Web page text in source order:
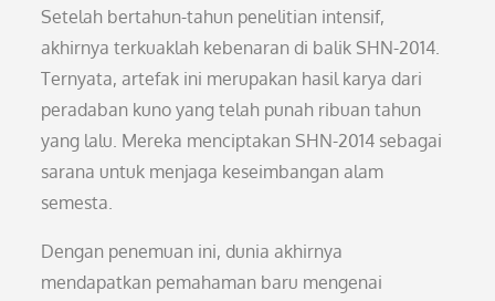
Setelah bertahun-tahun penelitian intensif,
akhirnya terkuaklah kebenaran di balik SHN-2014.
Ternyata, artefak ini merupakan hasil karya dari
peradaban kuno yang telah punah ribuan tahun
yang lalu. Mereka menciptakan SHN-2014 sebagai
sarana untuk menjaga keseimbangan alam
semesta.
Dengan penemuan ini, dunia akhirnya
mendapatkan pemahaman baru mengenai